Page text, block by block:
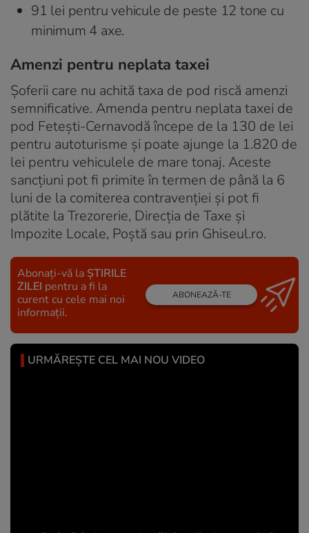
91 lei pentru vehicule de peste 12 tone cu
minimum 4 axe.
Amenzi pentru neplata taxei
Șoferii care nu achită taxa de pod riscă amenzi
semnificative. Amenda pentru neplata taxei de
pod Feteşti-Cernavodă începe de la 130 de lei
pentru autoturisme și poate ajunge la 1.820 de
lei pentru vehiculele de mare tonaj. Aceste
sancțiuni pot fi primite în termen de până la 6
luni de la comiterea contravenției și pot fi
plătite la Trezorerie, Direcția de Taxe și
Impozite Locale, Poștă sau prin Ghiseul.ro.
Abonați-vă la ȘTIRILE
ZILEI pentru a fi la
curent cu cele mai noi
informații.
ABONEAZĂ-TE
URMĂREȘTE CEL MAI NOU VIDEO